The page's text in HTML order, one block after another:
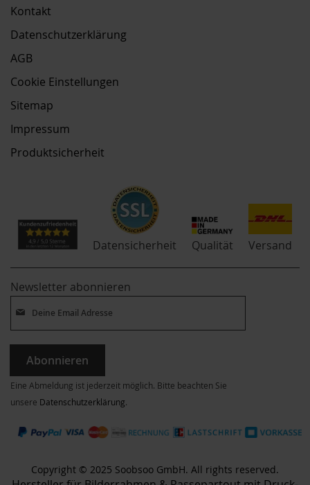
Kontakt
Datenschutzerklärung
AGB
Cookie Einstellungen
Sitemap
Impressum
Produktsicherheit
Datensicherheit Qualität Versand
Newsletter abonnieren
Abonnieren
Eine Abmeldung ist jederzeit möglich. Bitte beachten Sie
unsere Datenschutzerklärung.
Copyright © 2025 Soobsoo GmbH. All rights reserved.